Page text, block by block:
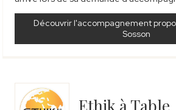
Découvrir l'accompagnement
Sosson
Ethik à Table